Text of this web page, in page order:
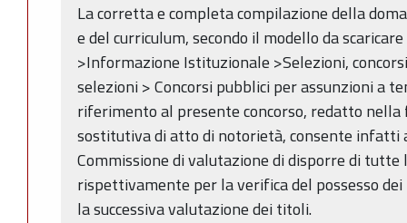
La corretta e completa compilazione della
e del curriculum, secondo il modello da
>Informazione Istituzionale >Selezioni,
selezioni > Concorsi pubblici per assunzioni a
riferimento al presente concorso, redatto
sostitutiva di atto di notorietà, consente infatti
Commissione di valutazione di disporre di
rispettivamente per la verifica del possesso
la successiva valutazione dei titoli.